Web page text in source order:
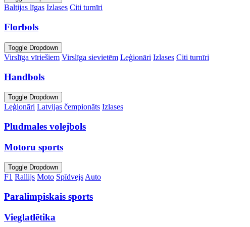
Baltijas līgas Izlases Citi turnīri
Florbols
Toggle Dropdown
Virslīga vīriešiem Virslīga sievietēm Leģionāri Izlases Citi turnīri
Handbols
Toggle Dropdown
Leģionāri Latvijas čempionāts Izlases
Pludmales volejbols
Motoru sports
Toggle Dropdown
F1 Rallijs Moto SpīdvejsAuto
Paralimpiskais sports
Vieglatlētika